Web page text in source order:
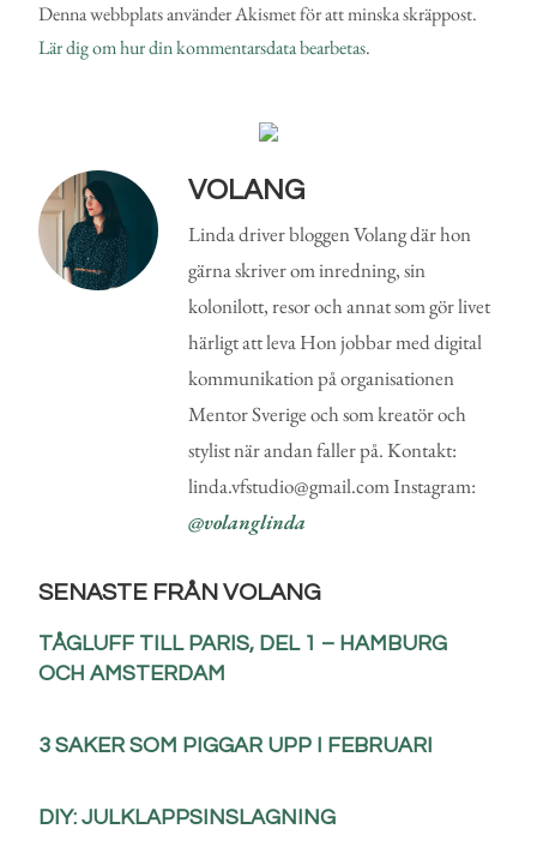
Denna webbplats använder Akismet för att minska skräppost.
Lär dig om hur din kommentarsdata bearbetas.
VOLANG
Linda driver bloggen Volang där hon
gärna skriver om inredning, sin
kolonilott, resor och annat som gör livet
härligt att leva Hon jobbar med digital
kommunikation på organisationen
Mentor Sverige och som kreatör och
stylist när andan faller på. Kontakt:
linda.vfstudio@gmail.com Instagram:
@volanglinda
SENASTE FRÅN VOLANG
TÅGLUFF TILL PARIS, DEL 1 – HAMBURG
OCH AMSTERDAM
3 SAKER SOM PIGGAR UPP I FEBRUARI
DIY: JULKLAPPSINSLAGNING